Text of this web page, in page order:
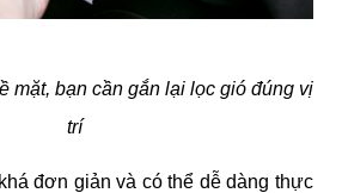
mặt, bạn cần gắn lại lọc gió đúng vị
trí
đơn giản và có thể dễ dàng thực